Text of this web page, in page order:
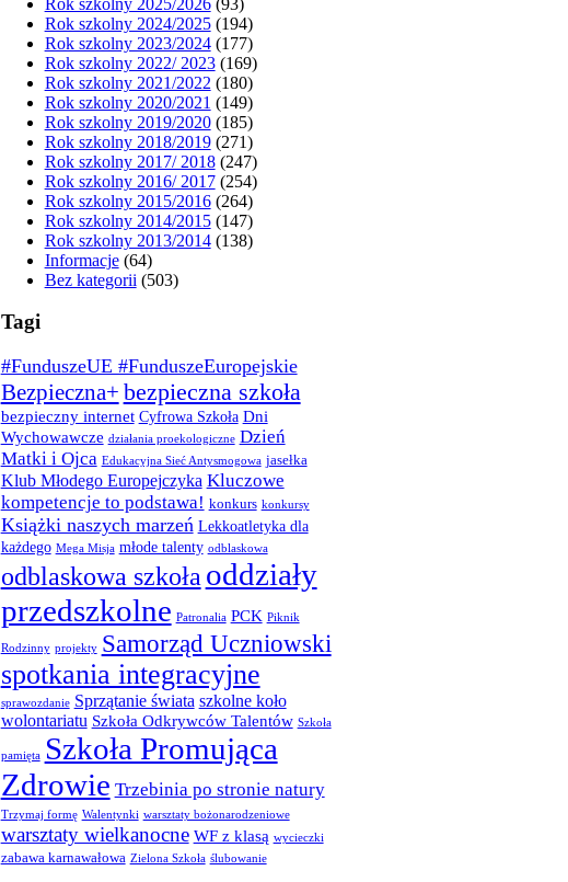
Rok szkolny 2024/2025(194)
Rok szkolny 2023/2024(177)
Rok szkolny 2022/ 2023(169)
Rok szkolny 2021/2022 (180)
Rok szkolny 2020/2021 (149)
Rok szkolny 2019/2020(185)
Rok szkolny 2018/2019(271)
Rok szkolny 2017/ 2018(247)
Rok szkolny 2016/ 2017(254)
Rok szkolny 2015/2016(264)
Rok szkolny 2014/2015(147)
Rok szkolny 2013/2014(138)
Informacje(64)
Bez kategorii (503)
Tagi
#FunduszeUE #FunduszeEuropejskie
Bezpieczna+ bezpieczna szkoła
bezpieczny internet Cyfrowa Szkoła Dni
Wychowawcze działania proekologiczne Dzień
Matki i Ojca Edukacyjna Sieć Antysmogowa jasełka
Klub Młodego Europejczyka Kluczowe
kompetencje to podstawa! konkurs konkursy
Książki naszych marzeń Lekkoatletyka dla
każdego Mega Misja młode talenty odblaskowa
odblaskowa szkoła oddziały
przedszkolne Patronalia PCK Piknik
Rodzinny projekty Samorząd Uczniowski
spotkania integracyjne
sprawozdanie Sprzątanie świata szkolne koło
wolontariatu Szkoła Odkrywców Talentów Szkoła
pamięta Szkoła Promująca
Zdrowie Trzebinia po stronie natury
Trzymaj formę Walentynki warsztaty bożonarodzeniowe
warsztaty wielkanocne WF z klasą wycieczki
zabawa karnawałowa Zielona Szkoła ślubowanie